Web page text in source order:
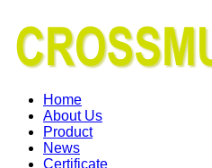
Home
About Us
Product
News
Certificate